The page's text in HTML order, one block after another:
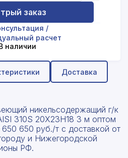
заказ
/
расчет
наличии
Доставка
никельсодержащий г/к
310S 20Х23Н18 3 м оптом
650 руб./т с доставкой от
и Нижегородской
РФ.